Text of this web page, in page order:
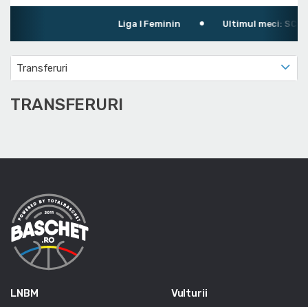
Liga I Feminin Ultimul meci: SC
Transferuri
TRANSFERURI
LNBM
Vulturii